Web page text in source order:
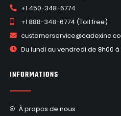
+1 450-348-6774
+1 888-348-6774 (Toll free)
Du lundi au vendredi de 8h00 à
INFORMATIONS
À propos de nous